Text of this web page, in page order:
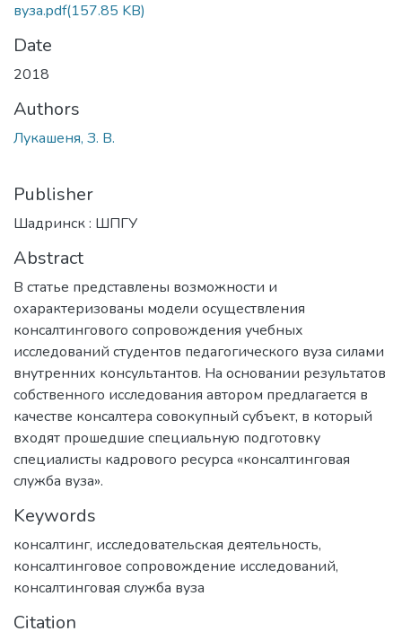
вуза.pdf(157.85 KB)
Date
2018
Authors
Лукашеня, З. В.
Publisher
Шадринск : ШПГУ
Abstract
В статье представлены возможности и
охарактеризованы модели осуществления
консалтингового сопровождения учебных
исследований студентов педагогического вуза силами
внутренних консультантов. На основании результатов
собственного исследования автором предлагается в
качестве консалтера совокупный субъект, в который
входят прошедшие специальную подготовку
специалисты кадрового ресурса «консалтинговая
служба вуза».
Keywords
консалтинг, исследовательская деятельность,
консалтинговое сопровождение исследований,
консалтинговая служба вуза
Citation